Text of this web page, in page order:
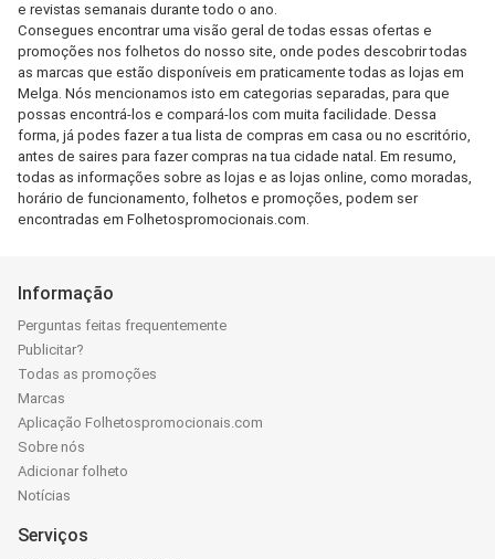
e revistas semanais durante todo o ano.
Consegues encontrar uma visão geral de todas essas ofertas e
promoções nos folhetos do nosso site, onde podes descobrir todas
as marcas que estão disponíveis em praticamente todas as lojas em
Melga. Nós mencionamos isto em categorias separadas, para que
possas encontrá-los e compará-los com muita facilidade. Dessa
forma, já podes fazer a tua lista de compras em casa ou no escritório,
antes de saires para fazer compras na tua cidade natal. Em resumo,
todas as informações sobre as lojas e as lojas online, como moradas,
horário de funcionamento, folhetos e promoções, podem ser
encontradas em Folhetospromocionais.com.
Informação
Perguntas feitas frequentemente
Publicitar?
Todas as promoções
Marcas
Aplicação Folhetospromocionais.com
Sobre nós
Adicionar folheto
Notícias
Serviços